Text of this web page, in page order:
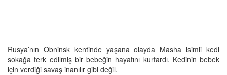
Rusya’nın Obninsk kentinde yaşana olayda Masha isimli kedi
sokağa terk edilmiş bir bebeğin hayatını kurtardı. Kedinin bebek
için verdiği savaş inanılır gibi değil.